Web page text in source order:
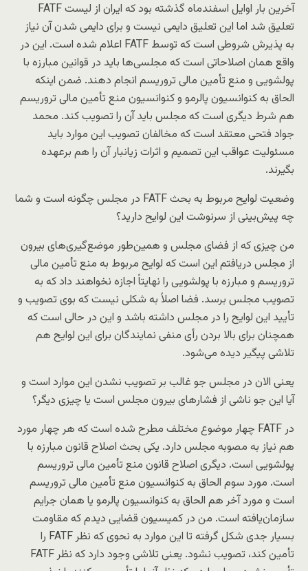
آخرین بار اوایل اسفندماه گذشته بود که ایران از لیست FATF
تعلیق شد اما این تعلیق دایمی نیست و برای دایمی شدن آن نیاز
به پذیرش شروطی است که توسط FATF اعلام شده است. این در
واقع همان اصلاحاتی است که مجلسی‌ها باید در قوانین مبارزه با
پولشویی و منع تأمین مالی تروریسم انجام دهند. ضمن اینکه
الحاق به کنوانسیون پالرمو و کنوانسیون منع تأمین مالی تروریسم
هم شرط دیگری است که مجلس باید آن را تصویب کند. محمد
جواد فتحی معتقد است که مخالفان تصویب این موارد باید
مسئولیت عواقب این تصمیم و اثرات زیانبار آن را هم برعهده
بگیرند.
وضعیت لوایح مربوط به بحث FATF در مجلس چگونه است و شما
چه پیش‌بینی از سرنوشت این لوایح دارید؟
من چیزی که از فضای مجلس و همین‌طور موضع‌گیری‌های بیرون
از مجلس دریافتم این است که لوایح مربوط به منع تأمین مالی
تروریسم و مبارزه با پولشویی را نهایتاً اجازه نخواهند داد که به
تصویب مجلس برسد. فضا اصلاً به شکلی نیست که بوی تصویب و
تأیید این لوایح را در مجلس داشته باشد و این در حالی است که
همچنان برای بالا بردن رأی منفی نمایندگان برای این لوایح هم
تلاشی پیگیر دیده می‌شود.
یعنی الان در مجلس جو غالب بر تصویب نشدن این موارد است و
آیا این جو ناشی از فشارهای بیرون مجلس است یا چیزی دیگر؟
در FATF چهار موضوع مختلف مطرح شده است که هر چهار مورد
هم نیاز به مصوبه مجلس دارد. یکی بحث اصلاح قانون مبارزه با
پولشویی است. دیگری اصلاح قانون منع تأمین مالی تروریسم
است. مورد سوم الحاق به کنوانسیون منع تأمین مالی تروریسم
است و مورد آخر هم الحاق به کنوانسیون پالرمو یا همان جرایم
سازمان‌یافته است. من در کمیسیون قضایی دیدم که مقاومت
بسیار جدی شکل گرفته تا این موارد به نحوی که نظر FATF را
تأمین کند، تصویب نشود. یعنی تلاشی وجود دارد که نظر FATF